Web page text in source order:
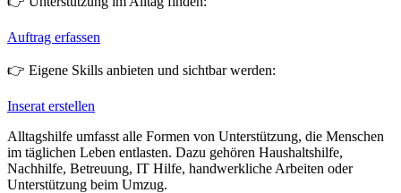
Auftrag erfassen
👉 Eigene Skills anbieten und sichtbar werden:
Inserat erstellen
Alltagshilfe umfasst alle Formen von Unterstützung, die Menschen
im täglichen Leben entlasten. Dazu gehören Haushaltshilfe,
Nachhilfe, Betreuung, IT Hilfe, handwerkliche Arbeiten oder
Unterstützung beim Umzug.